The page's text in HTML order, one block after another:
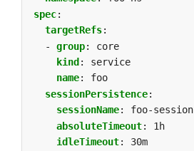
spec:
targetRefs:
- group:
core
kind :
service
name:
foo
sessionPersistence:
sessionName:
foo-session
absoluteTimeout:
1h
idleTimeout:
30m